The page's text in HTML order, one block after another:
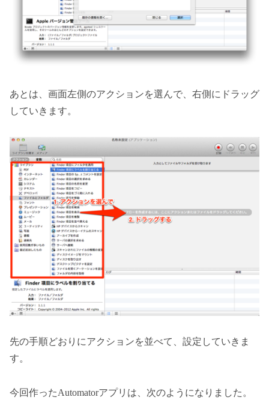
あとは、画面左側のアクションを選んで、右側にドラッグ
していきます。
先の手順どおりにアクションを並べて、設定していきま
す。
今回作ったAutomatorアプリは、次のようになりました。